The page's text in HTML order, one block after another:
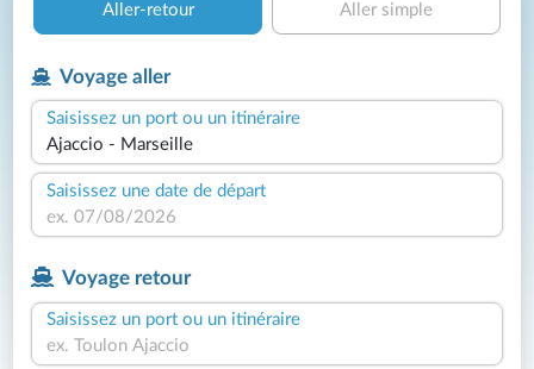
Aller-retour Aller simple
Voyage aller
Saisissez un port ou un itinéraire
Saisissez une date de départ
Voyage retour
Saisissez un port ou un itinéraire